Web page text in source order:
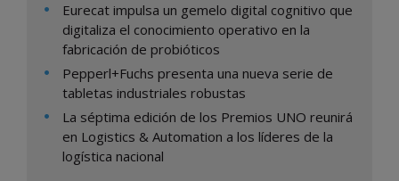
Eurecat impulsa un gemelo digital cognitivo que
digitaliza el conocimiento operativo en la
fabricación de probióticos
Pepperl+Fuchs presenta una nueva serie de
tabletas industriales robustas
La séptima edición de los Premios UNO reunirá
en Logistics & Automation a los líderes de la
logística nacional